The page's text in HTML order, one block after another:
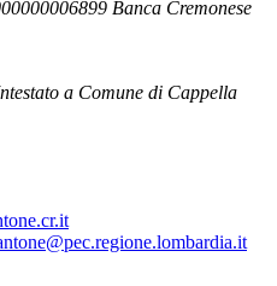
Banca Cremonese
a Comune di Cappella